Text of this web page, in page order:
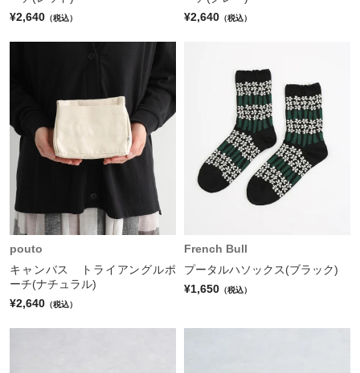
¥2,640 （税込）
¥2,640 （税込）
pouto
キャンバス トライアングルポ
ーチ(ナチュラル)
¥2,640 （税込）
French Bull
プータルハソックス(ブラック)
¥1,650 （税込）